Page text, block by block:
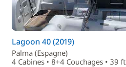
Lagoon 40 (2019)
Palma (Espagne)
4 Cabines • 8+4 Couchages • 39 ft